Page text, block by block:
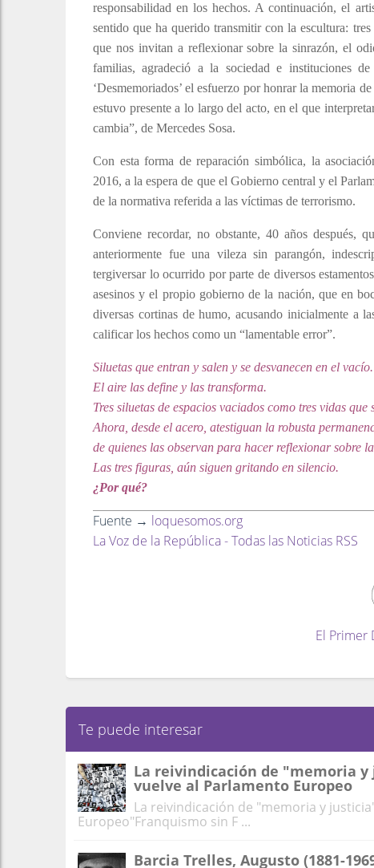
responsabilidad en los hechos. A continuación, el
sentido que ha querido transmitir con la escultura:
que nos invitan a reflexionar sobre la sinrazón, el
familias, agradeció a la sociedad e instituciones
‘Desmemoriados’ el esfuerzo por honrar la memoria
estuvo presente a lo largo del acto, en el que
cambia”, de Mercedes Sosa.
Con esta forma de reparación simbólica, la
2016, a la espera de que el Gobierno central y el
de la normativa referida a las víctimas de terrorismo.
Conviene recordar, no obstante, 40 años después,
anteriormente fue una vileza sin parangón,
tergiversar lo ocurrido por parte de diversos
asesinos y el propio gobierno de la nación, que en
diversas cortinas de humo, acusando inicialmente a
calificar los hechos como un “lamentable error”.
Siluetas que entran y salen y se desvanecen en el vacío.
El aire las define y las transforma.
Tres siluetas de espacios vaciados como tres vidas que
Ahora, desde el acero, atestiguan la robusta
de quienes las observan para hacer reflexionar sobre
Las tres figuras, aún siguen gritando en silencio.
¿Por qué?
Fuente → loquesomos.org
La Voz de la República - Todas las Noticias RSS
El Primer
Te puede interesar
La reivindicación de "memoria
vuelve al Parlamento Europeo
La reivindicación de "memoria y
Europeo"Franquismo sin F ...
Barcia Trelles, Augusto (1881-